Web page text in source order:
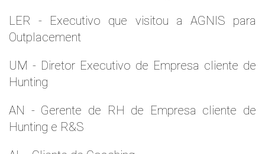
LER - Executivo que visitou a AGNIS para
Outplacement
UM - Diretor Executivo de Empresa cliente de
Hunting
AN - Gerente de RH de Empresa cliente de
Hunting e R&S